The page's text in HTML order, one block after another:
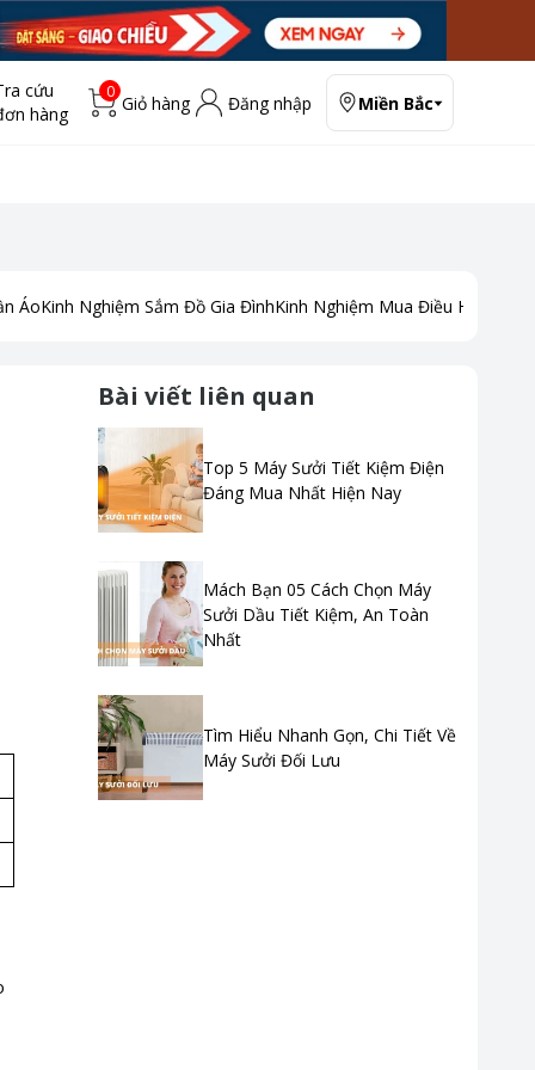
cứu
hàng
0
Giỏ hàng Đăng nhập Miền Bắc
ÁoKinh Nghiệm Sắm Đồ Gia ĐìnhKinh Nghiệm Mua Điều Hoà
Bài viết liên quan
Top 5 Máy Sưởi Tiết Kiệm Điện
Đáng Mua Nhất Hiện Nay
Mách Bạn 05 Cách Chọn Máy
Sưởi Dầu Tiết Kiệm, An Toàn
Nhất
Tìm Hiểu Nhanh Gọn, Chi Tiết Về
Máy Sưởi Đối Lưu